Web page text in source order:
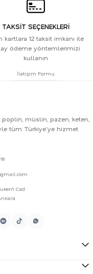
TAKSİT SEÇENEKLERİ
kartlara 12 taksit imkanı ile
ödeme yöntemlerimizi
kullanın
İletişim Formu
poplin, müslin, pazen, keten,
tüm Türkiye'ye hizmet
Cad.